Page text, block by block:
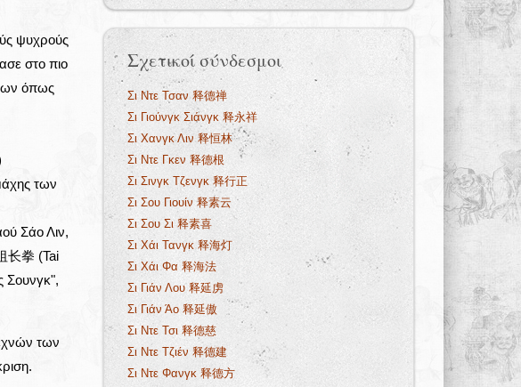
ψυχρούς
στο πιο
όπως
των
Σάο Λιν,
长拳 (Tai
Σουνγκ",
των
Σχετικοί σύνδεσμοι
Σι Ντε Τσαν 释德禅
Σι Γιούνγκ Σιάνγκ 释永祥
Σι Χανγκ Λιν 释恒林
Σι Ντε Γκεν 释德根
Σι Σινγκ Τζενγκ 释行正
Σι Σου Γιουίν 释素云
Σι Σου Σι 释素喜
Σι Χάι Τανγκ 释海灯
Σι Χάι Φα 释海法
Σι Γιάν Λου 释延虏
Σι Γιάν Άο 释延傲
Σι Ντε Τσι 释德慈
Σι Ντε Τζιέν 释德建
Σι Ντε Φανγκ 释德方